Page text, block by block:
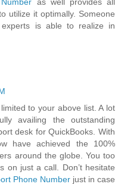
utilize it optimally. Someone
is able to realize in
to your above list. A lot
availing the outstanding
desk for QuickBooks. With
have achieved the 100%
around the globe. You too
on just a call. Don’t hesitate
Phone Number just in case